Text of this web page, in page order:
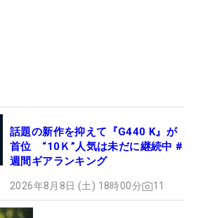
話題の新作を抑えて『G440 K』が
首位 “10Ｋ”人気は未だに継続中 #
週間ギアランキング
2026年8月8日 (土) 18時00分 11